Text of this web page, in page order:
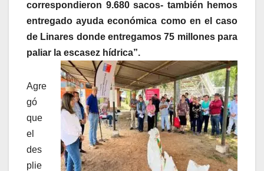
correspondieron 9.680 sacos- también hemos
entregado ayuda económica como en el caso
de Linares donde entregamos 75 millones para
paliar la escasez hídrica”.
Agre
gó
que
el
des
plie